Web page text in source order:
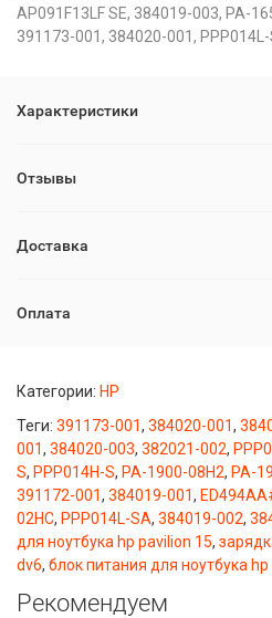
AP091F13LF SE, 384019-003, PA-
391173-001, 384020-001,
Характеристики
Отзывы
Доставка
Оплата
Категории: HP
Теги: 391173-001, 384020-001,
001, 384020-003, 382021-002,
S, PPP014H-S, PA-1900-08H2, PA-
391172-001, 384019-001,
02HC, PPP014L-SA, 384019-002,
для ноутбука hp pavilion 15,
dv6, блок питания для ноутбука
Рекомендуем